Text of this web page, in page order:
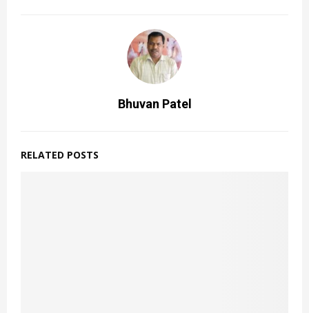
Bhuvan Patel
RELATED POSTS